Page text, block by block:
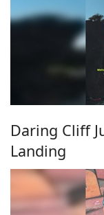
Daring Cliff
Landing